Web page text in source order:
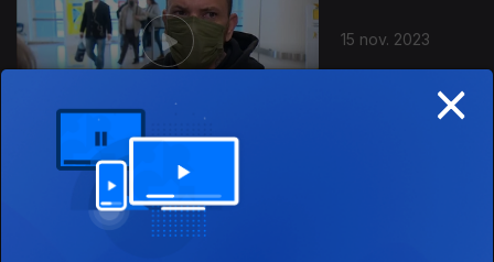
15 nov. 2023
×